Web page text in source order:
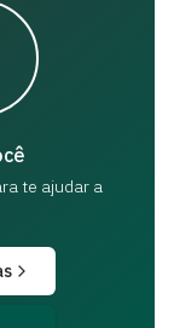
te ajudar a